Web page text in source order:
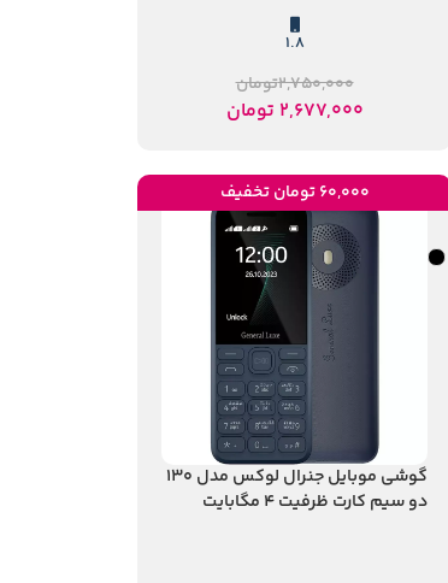
1.8
2,750,000تومان
2,677,000 تومان
گوشی موبایل جنرال لوکس مدل 130
دو سیم کارت ظرفیت 4 مگابایت
60,000 تومان تخفیف